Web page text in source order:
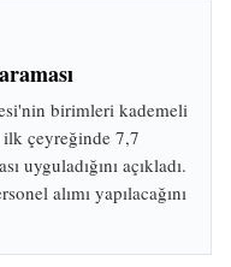
birimleri kademeli
ilk çeyreğinde 7,7
uyguladığını açıkladı.
alımı yapılacağını